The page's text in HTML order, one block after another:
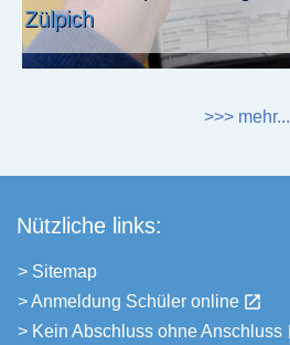
Zülpich
>>> mehr...
Nützliche links:
> Sitemap
> Anmeldung Schüler online
> Kein Abschluss ohne Anschluss